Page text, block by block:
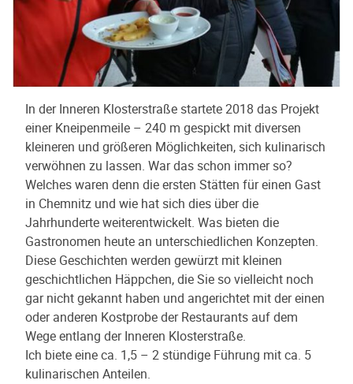
In der Inneren Klosterstraße startete 2018 das Projekt
einer Kneipenmeile – 240 m gespickt mit diversen
kleineren und größeren Möglichkeiten, sich kulinarisch
verwöhnen zu lassen. War das schon immer so?
Welches waren denn die ersten Stätten für einen Gast
in Chemnitz und wie hat sich dies über die
Jahrhunderte weiterentwickelt. Was bieten die
Gastronomen heute an unterschiedlichen Konzepten.
Diese Geschichten werden gewürzt mit kleinen
geschichtlichen Häppchen, die Sie so vielleicht noch
gar nicht gekannt haben und angerichtet mit der einen
oder anderen Kostprobe der Restaurants auf dem
Wege entlang der Inneren Klosterstraße.
Ich biete eine ca. 1,5 – 2 stündige Führung mit ca. 5
kulinarischen Anteilen.